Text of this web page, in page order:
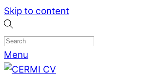
Skip to content
Menu